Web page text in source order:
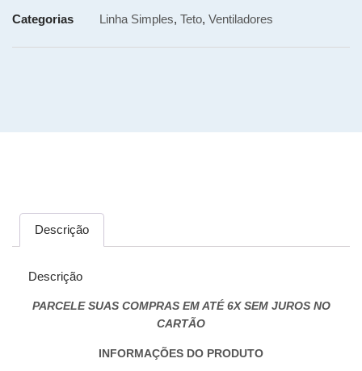
Categorias Linha Simples, Teto, Ventiladores
Descrição
Descrição
PARCELE SUAS COMPRAS EM ATÉ 6X SEM JUROS NO
CARTÃO
INFORMAÇÕES DO PRODUTO